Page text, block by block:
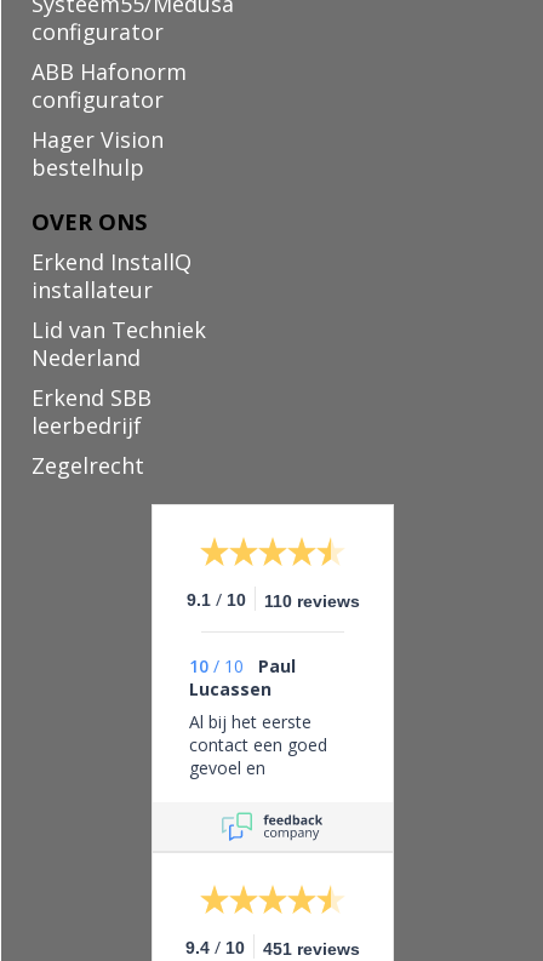
configurator
ABB Hafonorm
configurator
Hager Vision
bestelhulp
OVER ONS
Erkend InstallQ
installateur
Lid van Techniek
Nederland
Erkend SBB
leerbedrijf
Zegelrecht
9.1 / 10 110 reviews
10 / 10
Paul
Lucassen
Al bij het eerste
contact een goed
gevoel en
bedrijf, eerlijk zaken
doen en leveren wat
je belooft.
9.4 / 10 451 reviews